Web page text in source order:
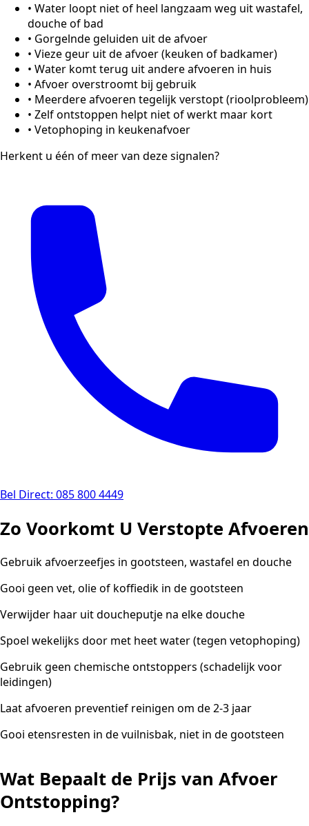
• Water loopt niet of heel langzaam weg uit wastafel,
douche of bad
• Gorgelnde geluiden uit de afvoer
• Vieze geur uit de afvoer (keuken of badkamer)
• Water komt terug uit andere afvoeren in huis
• Afvoer overstroomt bij gebruik
• Meerdere afvoeren tegelijk verstopt (rioolprobleem)
• Zelf ontstoppen helpt niet of werkt maar kort
• Vetophoping in keukenafvoer
Herkent u één of meer van deze signalen?
Bel Direct: 085 800 4449
Zo Voorkomt U Verstopte Afvoeren
Gebruik afvoerzeefjes in gootsteen, wastafel en douche
Gooi geen vet, olie of koffiedik in de gootsteen
Verwijder haar uit doucheputje na elke douche
Spoel wekelijks door met heet water (tegen vetophoping)
Gebruik geen chemische ontstoppers (schadelijk voor
leidingen)
Laat afvoeren preventief reinigen om de 2-3 jaar
Gooi etensresten in de vuilnisbak, niet in de gootsteen
Wat Bepaalt de Prijs van Afvoer
Ontstopping?